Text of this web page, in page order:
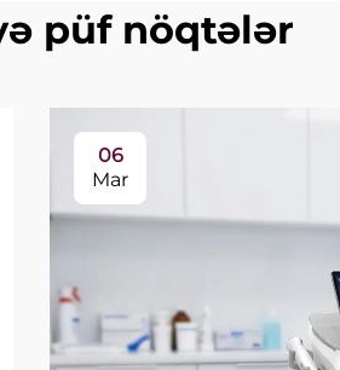
püf nöqtələr
06
Mar